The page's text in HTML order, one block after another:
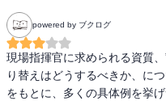
powered by ブクログ
現場指揮官に求められる資質
り替えはどうするべきか、に
をもとに、多くの具体例を挙